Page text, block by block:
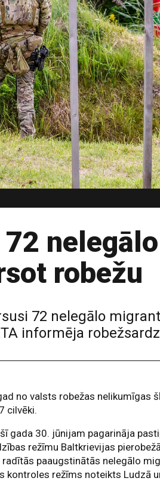
robežu
72 nelegālo
informēja
no valsts robežas nelikumīgas
cilvēki.
gada 30. jūnijam pagarināja
režīmu Baltkrievijas
paaugstinātās nelegālo
kontroles režīms noteikts Ludzā